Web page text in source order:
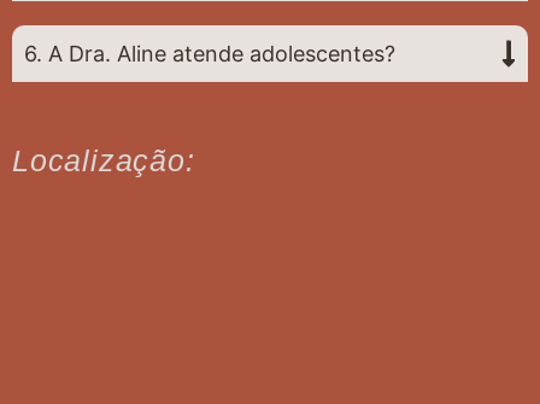
6. A Dra. Aline atende adolescentes?
Localização: